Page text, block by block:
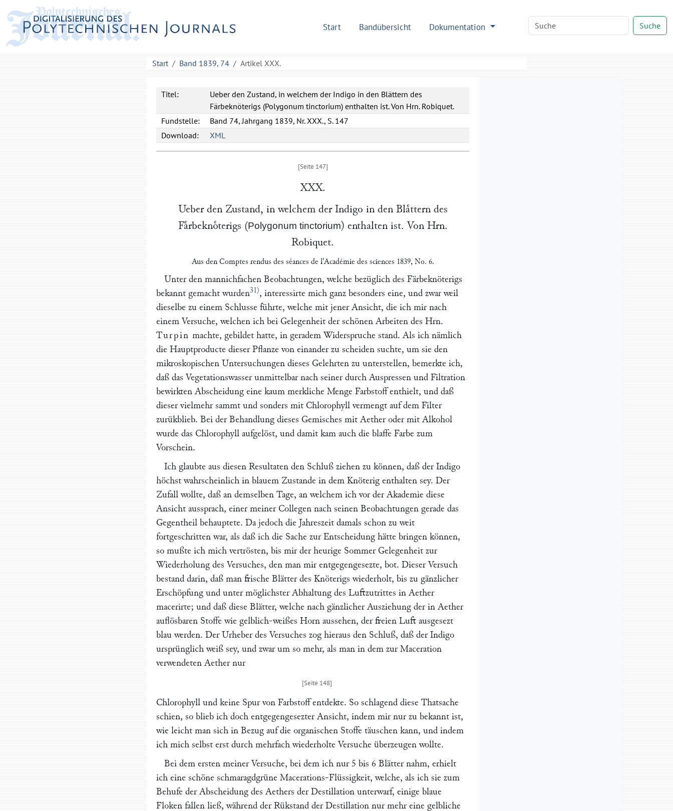
Start Bandübersicht Dokumentation Suche
Start Band 1839, 74 Artikel XXX.
Titel:
Ueber den Zustand, in welchem der Indigo in den Blättern des
Färbeknöterigs (Polygonum tinctorium) enthalten ist. Von Hrn. Robiquet.
Fundstelle:
Band 74, Jahrgang 1839, Nr. XXX., S. 147
Download:
XML
XXX.
Ueber den Zustand, in welchem der Indigo in den Blaͤttern des
Faͤrbeknoͤterigs (Polygonum tinctorium) enthalten ist. Von Hrn.
Robiquet.
Aus den Comptes rendus des séances de l'Académie des sciences 1839, No. 6.
Unter den mannichfachen Beobachtungen, welche bezüglich des Färbeknöterigs
bekannt gemacht wurden31), interessirte mich ganz besonders eine, und zwar weil
dieselbe zu einem Schlusse führte, welche mit jener Ansicht, die ich mir nach
einem Versuche, welchen ich bei Gelegenheit der schönen Arbeiten des Hrn.
Turpin machte, gebildet hatte, in geradem Widerspruche stand. Als ich nämlich
die Hauptproducte dieser Pflanze von einander zu scheiden suchte, um sie den
mikroskopischen Untersuchungen dieses Gelehrten zu unterstellen, bemerkte ich,
daß das Vegetationswasser unmittelbar nach seiner durch Auspressen und Filtration
bewirkten Abscheidung eine kaum merkliche Menge Farbstoff enthielt, und daß
dieser vielmehr sammt und sonders mit Chlorophyll vermengt auf dem Filter
zurükblieb. Bei der Behandlung dieses Gemisches mit Aether oder mit Alkohol
wurde das Chlorophyll aufgelöst, und damit kam auch die blaffe Farbe zum
Vorschein.
Ich glaubte aus diesen Resultaten den Schluß ziehen zu können, daß der Indigo
höchst wahrscheinlich in blauem Zustande in dem Knöterig enthalten sey. Der
Zufall wollte, daß an demselben Tage, an welchem ich vor der Akademie diese
Ansicht aussprach, einer meiner Collegen nach seinen Beobachtungen gerade das
Gegentheil behauptete. Da jedoch die Jahreszeit damals schon zu weit
fortgeschritten war, als daß ich die Sache zur Entscheidung hätte bringen können,
so mußte ich mich vertrösten, bis mir der heurige Sommer Gelegenheit zur
Wiederholung des Versuches, den man mir entgegengesezte, bot. Dieser Versuch
bestand darin, daß man frische Blätter des Knöterigs wiederholt, bis zu gänzlicher
Erschöpfung und unter möglichster Abhaltung des Luftzutrittes in Aether
macerirte; und daß diese Blätter, welche nach gänzlicher Ausziehung der in Aether
auflösbaren Stoffe wie gelblich-weißes Horn aussehen, der freien Luft ausgesezt
blau werden. Der Urheber des Versuches zog hieraus den Schluß, daß der Indigo
ursprünglich weiß sey, und zwar um so mehr, als man in dem zur Maceration
verwendeten Aether nur
Chlorophyll und keine Spur von Farbstoff entdekte. So schlagend diese Thatsache
schien, so blieb ich doch entgegengesezter Ansicht, indem mir nur zu bekannt ist,
wie leicht man sich in Bezug auf die organischen Stoffe täuschen kann, und indem
ich mich selbst erst durch mehrfach wiederholte Versuche überzeugen wollte.
Bei dem ersten meiner Versuche, bei dem ich nur 5 bis 6 Blätter nahm, erhielt
ich eine schöne schmaragdgrüne Macerations-Flüssigkeit, welche, als ich sie zum
Behufe der Abscheidung des Aethers der Destillation unterwarf, einige blaue
Floken fallen ließ, während der Rükstand der Destillation nur mehr eine gelbliche